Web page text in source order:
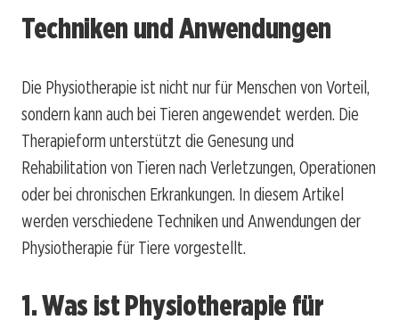
Techniken und Anwendungen
Die Physiotherapie ist nicht nur für Menschen von Vorteil,
sondern kann auch bei Tieren angewendet werden. Die
Therapieform unterstützt die Genesung und
Rehabilitation von Tieren nach Verletzungen, Operationen
oder bei chronischen Erkrankungen. In diesem Artikel
werden verschiedene Techniken und Anwendungen der
Physiotherapie für Tiere vorgestellt.
1. Was ist Physiotherapie für